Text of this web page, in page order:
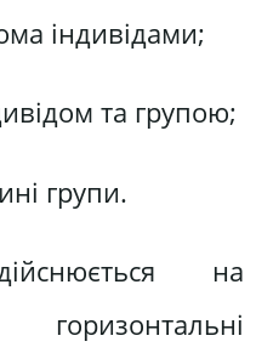
індивідами;
та групою;
групи.
на